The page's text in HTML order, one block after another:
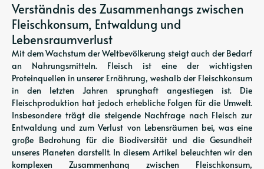
Verständnis des Zusammenhangs zwischen
Fleischkonsum, Entwaldung und
Lebensraumverlust
Mit dem Wachstum der Weltbevölkerung steigt auch der Bedarf
an Nahrungsmitteln. Fleisch ist eine der wichtigsten
Proteinquellen in unserer Ernährung, weshalb der Fleischkonsum
in den letzten Jahren sprunghaft angestiegen ist. Die
Fleischproduktion hat jedoch erhebliche Folgen für die Umwelt.
Insbesondere trägt die steigende Nachfrage nach Fleisch zur
Entwaldung und zum Verlust von Lebensräumen bei, was eine
große Bedrohung für die Biodiversität und die Gesundheit
unseres Planeten darstellt. In diesem Artikel beleuchten wir den
komplexen Zusammenhang zwischen Fleischkonsum,